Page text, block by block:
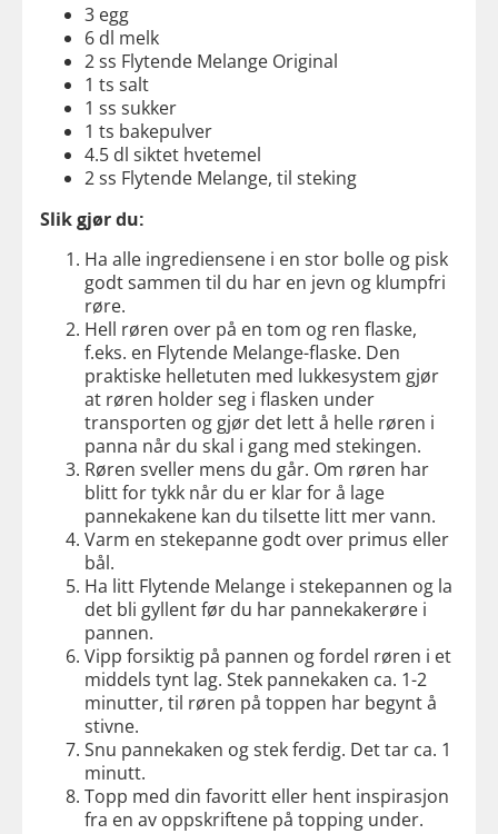
3 egg
6 dl melk
2 ss Flytende Melange Original
1 ts salt
1 ss sukker
1 ts bakepulver
4.5 dl siktet hvetemel
2 ss Flytende Melange, til steking
Slik gjør du:
Ha alle ingrediensene i en stor bolle og pisk
godt sammen til du har en jevn og klumpfri
røre.
Hell røren over på en tom og ren flaske,
f.eks. en Flytende Melange-flaske. Den
praktiske helletuten med lukkesystem gjør
at røren holder seg i flasken under
transporten og gjør det lett å helle røren i
panna når du skal i gang med stekingen.
Røren sveller mens du går. Om røren har
blitt for tykk når du er klar for å lage
pannekakene kan du tilsette litt mer vann.
Varm en stekepanne godt over primus eller
bål.
Ha litt Flytende Melange i stekepannen og la
det bli gyllent før du har pannekakerøre i
pannen.
Vipp forsiktig på pannen og fordel røren i et
middels tynt lag. Stek pannekaken ca. 1-2
minutter, til røren på toppen har begynt å
stivne.
Snu pannekaken og stek ferdig. Det tar ca. 1
minutt.
Topp med din favoritt eller hent inspirasjon
fra en av oppskriftene på topping under.